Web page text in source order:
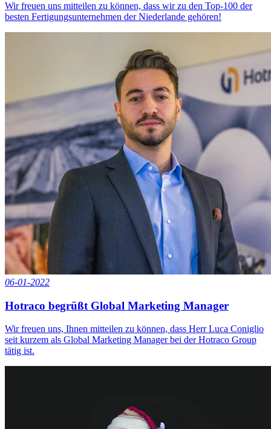
Wir freuen uns mitteilen zu können, dass wir zu den Top-100 der
besten Fertigungsunternehmen der Niederlande gehören!
06-01-2022
Hotraco begrüßt Global Marketing Manager
Wir freuen uns, Ihnen mitteilen zu können, dass Herr Luca Coniglio
seit kurzem als Global Marketing Manager bei der Hotraco Group
tätig ist.